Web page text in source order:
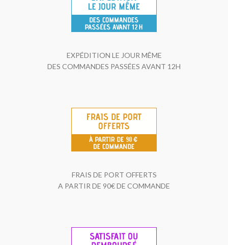
EXPÉDITION LE JOUR MÊME
DES COMMANDES PASSÉES AVANT 12H
FRAIS DE PORT OFFERTS
A PARTIR DE 90€ DE COMMANDE